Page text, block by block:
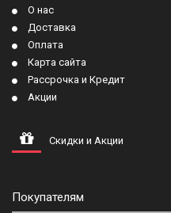
О нас
Доставка
Оплата
Карта сайта
Рассрочка и Кредит
Акции
Скидки и Акции
Покупателям